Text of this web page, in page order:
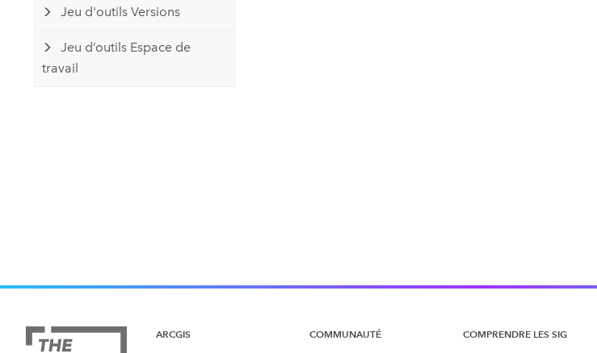
Jeu d'outils Versions
Jeu d’outils Espace de
travail
ARCGIS COMMUNAUTÉ COMPRENDRE LES SIG